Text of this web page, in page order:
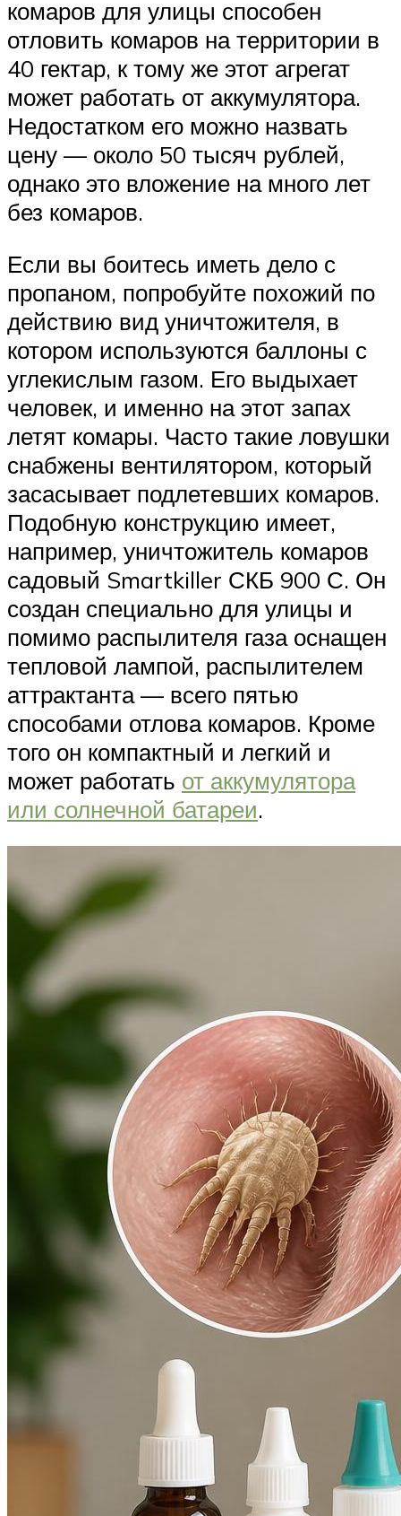
комаров для улицы способен
отловить комаров на территории в
40 гектар, к тому же этот агрегат
может работать от аккумулятора.
Недостатком его можно назвать
цену — около 50 тысяч рублей,
однако это вложение на много лет
без комаров.
Если вы боитесь иметь дело с
пропаном, попробуйте похожий по
действию вид уничтожителя, в
котором используются баллоны с
углекислым газом. Его выдыхает
человек, и именно на этот запах
летят комары. Часто такие ловушки
снабжены вентилятором, который
засасывает подлетевших комаров.
Подобную конструкцию имеет,
например, уничтожитель комаров
садовый Smartkiller СКБ 900 С. Он
создан специально для улицы и
помимо распылителя газа оснащен
тепловой лампой, распылителем
аттрактанта — всего пятью
способами отлова комаров. Кроме
того он компактный и легкий и
может работать от аккумулятора
или солнечной батареи.